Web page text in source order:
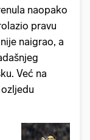
naopako
pravu
naigrao, a
Već na